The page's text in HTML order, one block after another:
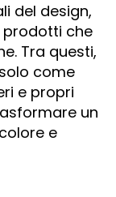
del design,
che
Tra questi,
come
e propri
un
e